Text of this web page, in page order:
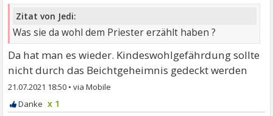
Zitat von Jedi:
Was sie da wohl dem Priester erzählt haben ?
Da hat man es wieder. Kindeswohlgefährdung sollte
nicht durch das Beichtgeheimnis gedeckt werden
21.07.2021 18:50 •
x 1